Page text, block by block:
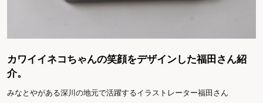
カワイイネコちゃんの笑顔をデザインした福田さん紹
介。
みなとやがある深川の地元で活躍するイラストレーター福田さん